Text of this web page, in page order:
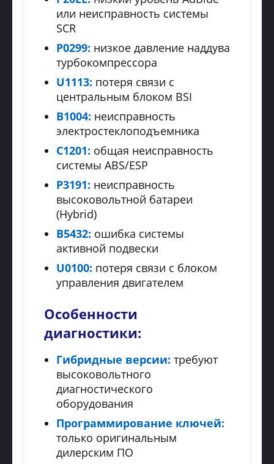
или неисправность системы
SCR
P0299: низкое давление наддува
турбокомпрессора
U1113: потеря связи с
центральным блоком BSI
B1004: неисправность
электростеклоподъемника
C1201: общая неисправность
системы ABS/ESP
P3191: неисправность
высоковольтной батареи
(Hybrid)
B5432: ошибка системы
активной подвески
U0100: потеря связи с блоком
управления двигателем
Особенности
диагностики:
Гибридные версии: требуют
высоковольтного
диагностического
оборудования
Программирование ключей:
только оригинальным
дилерским ПО